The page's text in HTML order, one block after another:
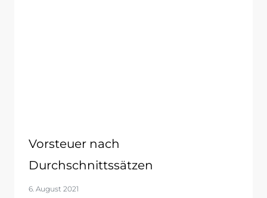
Vorsteuer nach
Durchschnittssätzen
6. August 2021